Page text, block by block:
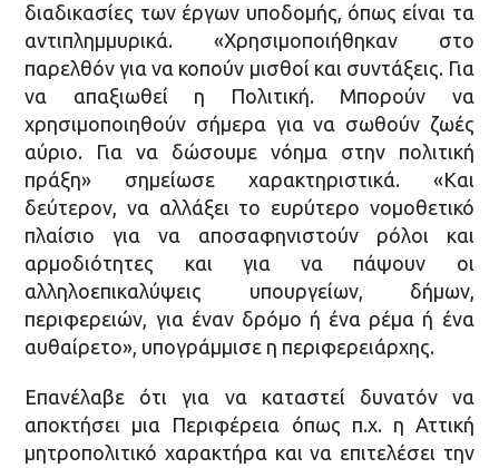
διαδικασίες των έργων υποδομής, όπως είναι τα
αντιπλημμυρικά. «Χρησιμοποιήθηκαν στο
παρελθόν για να κοπούν μισθοί και συντάξεις. Για
να απαξιωθεί η Πολιτική. Μπορούν να
χρησιμοποιηθούν σήμερα για να σωθούν ζωές
αύριο. Για να δώσουμε νόημα στην πολιτική
πράξη» σημείωσε χαρακτηριστικά. «Και
δεύτερον, να αλλάξει το ευρύτερο νομοθετικό
πλαίσιο για να αποσαφηνιστούν ρόλοι και
αρμοδιότητες και για να πάψουν οι
αλληλοεπικαλύψεις υπουργείων, δήμων,
περιφερειών, για έναν δρόμο ή ένα ρέμα ή ένα
αυθαίρετο», υπογράμμισε η περιφερειάρχης.
Επανέλαβε ότι για να καταστεί δυνατόν να
αποκτήσει μια Περιφέρεια όπως π.χ. η Αττική
μητροπολιτικό χαρακτήρα και να επιτελέσει την